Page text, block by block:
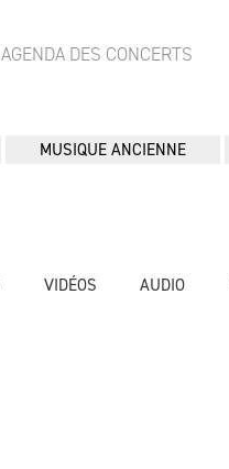
AGENDA DES CONCERTS
MUSIQUE ANCIENNE
VIDÉOS AUDIO